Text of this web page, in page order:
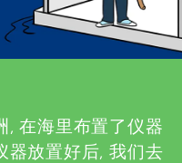
我们
, 在海里布置了仪器
器放置好后, 我们去